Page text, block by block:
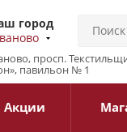
город
просп.
павильон № 1
Акции